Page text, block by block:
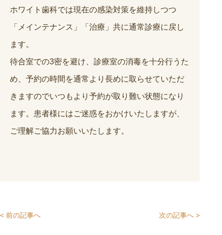
ホワイト歯科では現在の感染対策を維持しつつ
「メインテナンス」「治療」共に通常診療に戻し
ます。
待合室での3密を避け、診療室の消毒を十分行うた
め、予約の時間を通常より長めに取らせていただ
きますのでいつもより予約が取り難い状態になり
ます。患者様にはご迷惑をおかけいたしますが、
ご理解ご協力お願いいたします。
< 前の記事へ 次の記事へ >